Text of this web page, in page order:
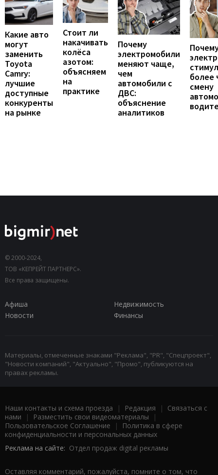
Какие авто
могут
заменить
Toyota
Camry:
лучшие
доступные
конкуренты
на рынке
Стоит ли
накачивать
колёса
азотом:
объясняем
на
практике
Почему
электромобили
меняют чаще,
чем
автомобили с
ДВС:
объяснение
аналитиков
более
смену
© 2000-2024,
ТОВ «КЕПРЕЙТ ПАРТНЕРС».
Все права защищены.
Афиша
Недвижимость
Новости
Финансы
Материалы, отмеченные знаками "Реклама", "PR", "Спецпроект",
"Новости компаний", "Актуально", "Промо", публикуются на
правах рекламы.
Наши контакты и схема проезда | Редакция | Связаться с
нами | Разместить свои видеоматериалы |
Пользовательское Соглашение |
Политика в сфере
конфиденциальности и персональных данных
Реклама на сайте: Отдел продаж digital рекламы
Оставляя комментарий, пожалуйста, помните о том, что